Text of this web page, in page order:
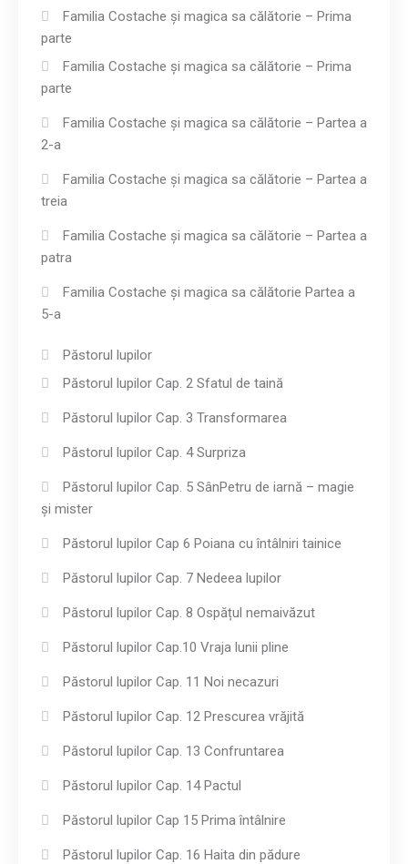
Familia Costache și magica sa călătorie – Prima
parte
Familia Costache și magica sa călătorie – Prima
parte
Familia Costache și magica sa călătorie – Partea a
2-a
Familia Costache și magica sa călătorie – Partea a
treia
Familia Costache și magica sa călătorie – Partea a
patra
Familia Costache și magica sa călătorie Partea a
5-a
Păstorul lupilor
Păstorul lupilor Cap. 2 Sfatul de taină
Păstorul lupilor Cap. 3 Transformarea
Păstorul lupilor Cap. 4 Surpriza
Păstorul lupilor Cap. 5 SânPetru de iarnă – magie
și mister
Păstorul lupilor Cap 6 Poiana cu întâlniri tainice
Păstorul lupilor Cap. 7 Nedeea lupilor
Păstorul lupilor Cap. 8 Ospățul nemaivăzut
Păstorul lupilor Cap.10 Vraja lunii pline
Păstorul lupilor Cap. 11 Noi necazuri
Păstorul lupilor Cap. 12 Prescurea vrăjită
Păstorul lupilor Cap. 13 Confruntarea
Păstorul lupilor Cap. 14 Pactul
Păstorul lupilor Cap 15 Prima întâlnire
Păstorul lupilor Cap. 16 Haita din pădure